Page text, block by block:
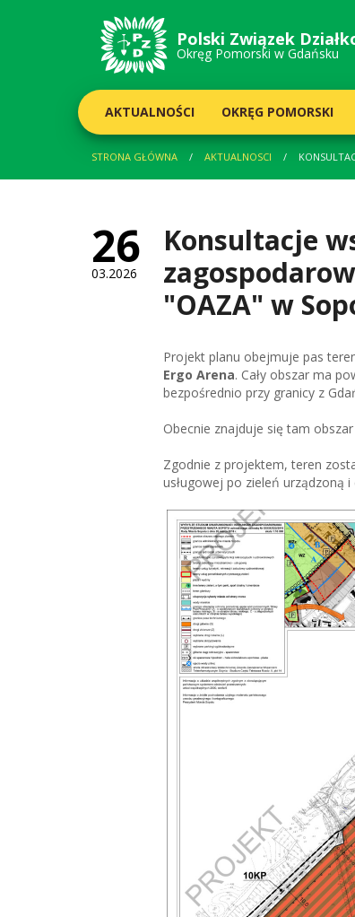
Polski Związek
Okręg Pomorski w Gdańsku
AKTUALNOŚCI OKRĘG POMORSKI
STRONA GŁÓWNA AKTUALNOSCI
Konsultacje
"OAZA" w
26
03.2026
Projekt planu obejmuje pas
Ergo Arena. Cały obszar ma
bezpośrednio przy granicy z
Obecnie znajduje się tam obszar
Zgodnie z projektem, teren
usługowej po zieleń urządzoną